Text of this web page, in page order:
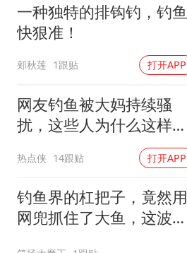
一种独特的排钩钓，钓鱼
快狠准！
郏秋莲 1跟贴 打开APP
网友钓鱼被大妈持续骚
扰，这些人为什么这样
热点侠 14跟贴 打开APP
钓鱼界的杠把子，竟然用
网兜抓住了大鱼，这波操